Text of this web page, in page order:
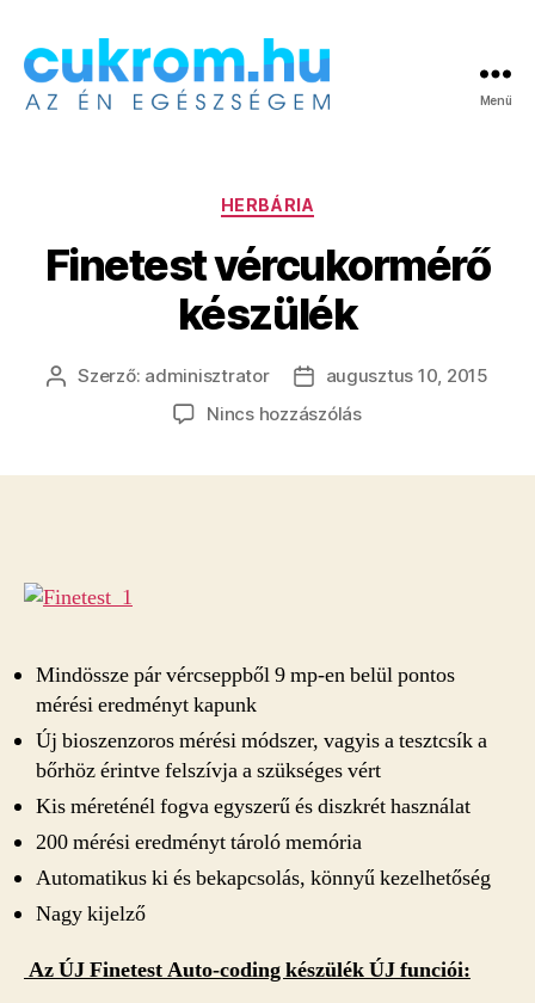
Menü
Kategóriák
HERBÁRIA
Finetest vércukormérő
készülék
Bejegyzés
Szerző: adminisztrator
Bejegyzés
dátuma
augusztus 10, 2015
Nincs hozzászólása(z)
Mindössze pár vércseppből 9 mp-en belül pontos
mérési eredményt kapunk
Új bioszenzoros mérési módszer, vagyis a tesztcsík a
bőrhöz érintve felszívja a szükséges vért
Kis méreténél fogva egyszerű és diszkrét használat
200 mérési eredményt tároló memória
Automatikus ki és bekapcsolás, könnyű kezelhetőség
Nagy kijelző
Az ÚJ Finetest Auto-coding készülék ÚJ funciói: